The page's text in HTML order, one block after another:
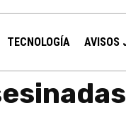
TECNOLOGÍA AVISOS